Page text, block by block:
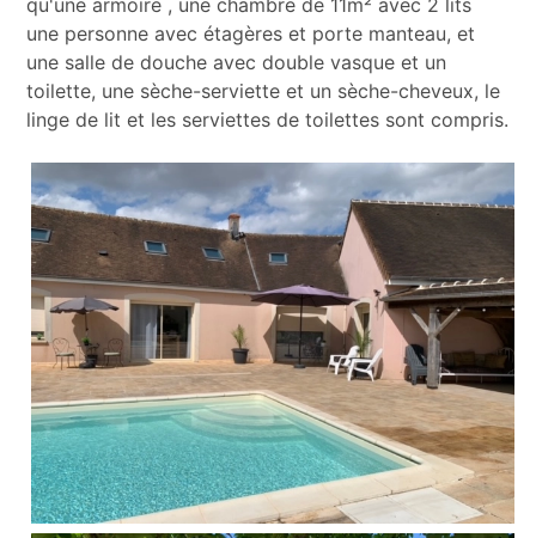
une personne avec étagères et porte manteau, et
une salle de douche avec double vasque et un
toilette, une sèche-serviette et un sèche-cheveux, le